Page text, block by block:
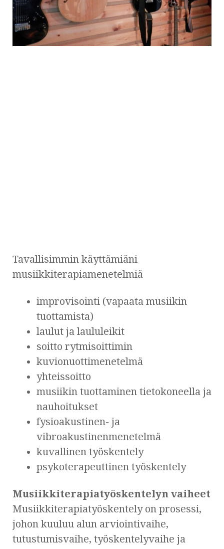
Tavallisimmin käyttämiäni
musiikkiterapiamenetelmiä
improvisointi (vapaata musiikin
tuottamista)
laulut ja laululeikit
soitto rytmisoittimin
kuvionuottimenetelmä
yhteissoitto
musiikin tuottaminen tietokoneella ja
nauhoitukset
fysioakustinen- ja
vibroakustinenmenetelmä
kuvallinen työskentely
psykoterapeuttinen työskentely
Musiikkiterapiatyöskentelyn vaiheet
Musiikkiterapiatyöskentely on prosessi,
johon kuuluu alun arviointivaihe,
tutustumisvaihe, työskentelyvaihe ja